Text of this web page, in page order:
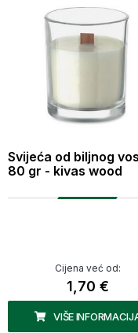
Svijeća od biljnog
80 gr - kivas wood
Cijena već od:
1,70 €
VIŠE